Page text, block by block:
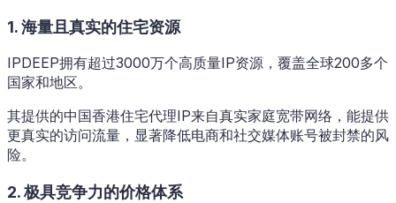
1. 海量且真实的住宅资源
IPDEEP拥有超过3000万个高质量IP资源，覆盖全球200多个
国家和地区。
其提供的中国香港住宅代理IP来自真实家庭宽带网络，能提供
更真实的访问流量，显著降低电商和社交媒体账号被封禁的风
险。
2. 极具竞争力的价格体系